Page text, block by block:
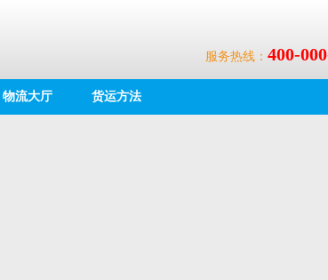
服务热线： 400-
物流大厅 货运方法